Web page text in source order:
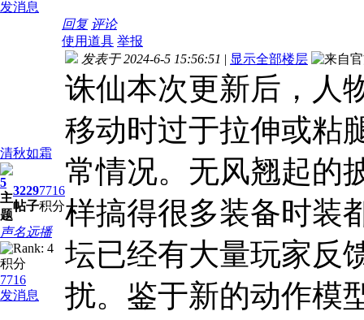
发消息
回复 评论
使用道具 举报
清秋如霜
5
主
题
3229
帖子
7716
积分
声名远播
积分
7716
发消息
发表于 2024-6-5 15:56:51 | 显示全部楼层
诛仙本次更新后，人
移动时过于拉伸或粘
常情况。无风翘起的
样搞得很多装备时装
坛已经有大量玩家反
扰。鉴于新的动作模